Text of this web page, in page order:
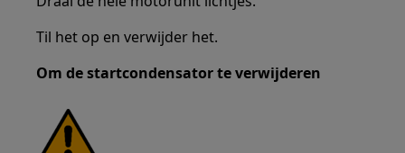
Til het op en verwijder het.
Om de startcondensator te verwijderen